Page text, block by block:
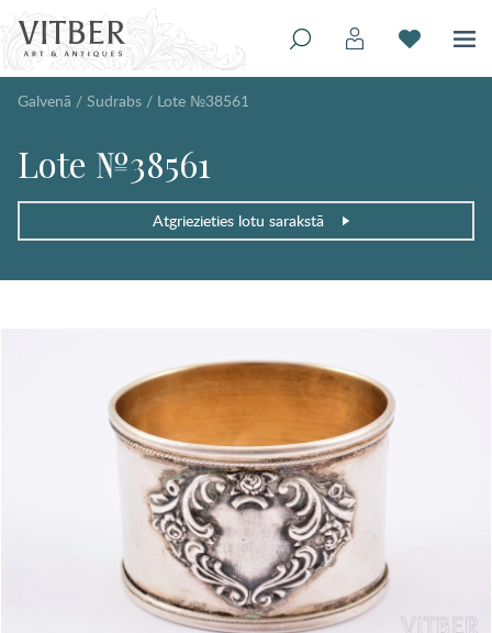
Galvenā / Sudrabs / Lote №38561
Lote №38561
Atgriezieties lotu sarakstā